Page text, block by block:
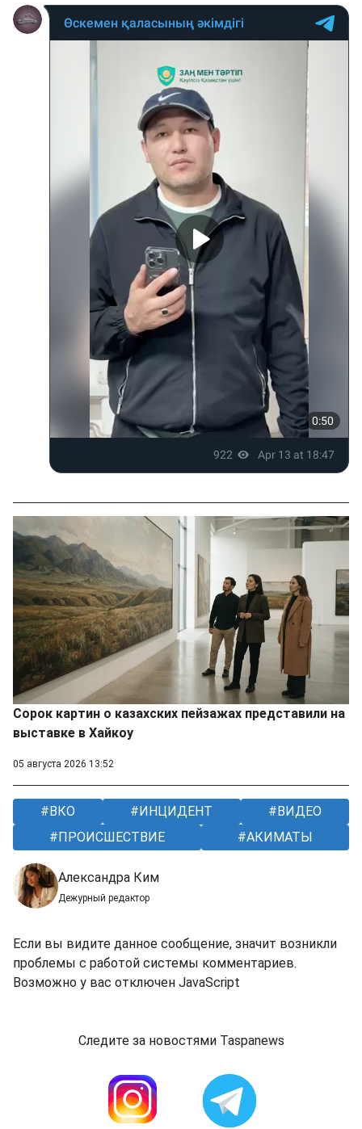
Сорок картин о казахских пейзажах представили на
выставке в Хайкоу
05 августа 2026 13:52
ВКО ИНЦИДЕНТ
ВИДЕО
ПРОИСШЕСТВИЕ
АКИМАТЫ
Александра Ким
Дежурный редактор
Если вы видите данное сообщение, значит возникли
проблемы с работой системы комментариев.
Возможно у вас отключен JavaScript
Следите за новостями Taspanews